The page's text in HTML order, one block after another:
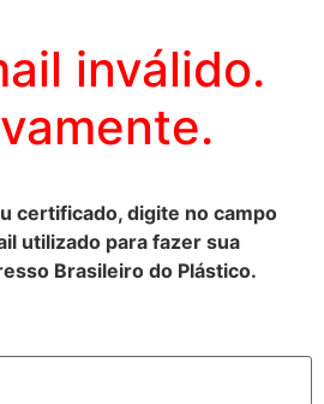
inválido.
certificado, digite no campo
utilizado para fazer sua
Brasileiro do Plástico.